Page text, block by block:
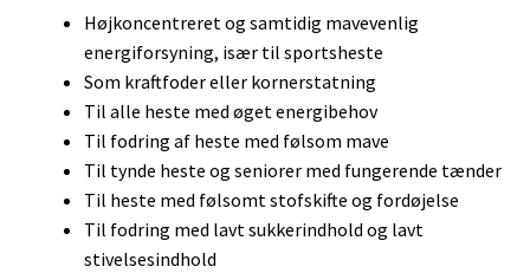
Højkoncentreret og samtidig mavevenlig
energiforsyning, især til sportsheste
Som kraftfoder eller kornerstatning
Til alle heste med øget energibehov
Til fodring af heste med følsom mave
Til tynde heste og seniorer med fungerende tænder
Til heste med følsomt stofskifte og fordøjelse
Til fodring med lavt sukkerindhold og lavt
stivelsesindhold